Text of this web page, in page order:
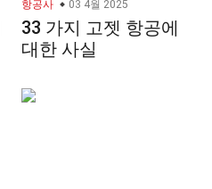
항공사 03 4월 2025
33 가지 고젯 항공에
대한 사실